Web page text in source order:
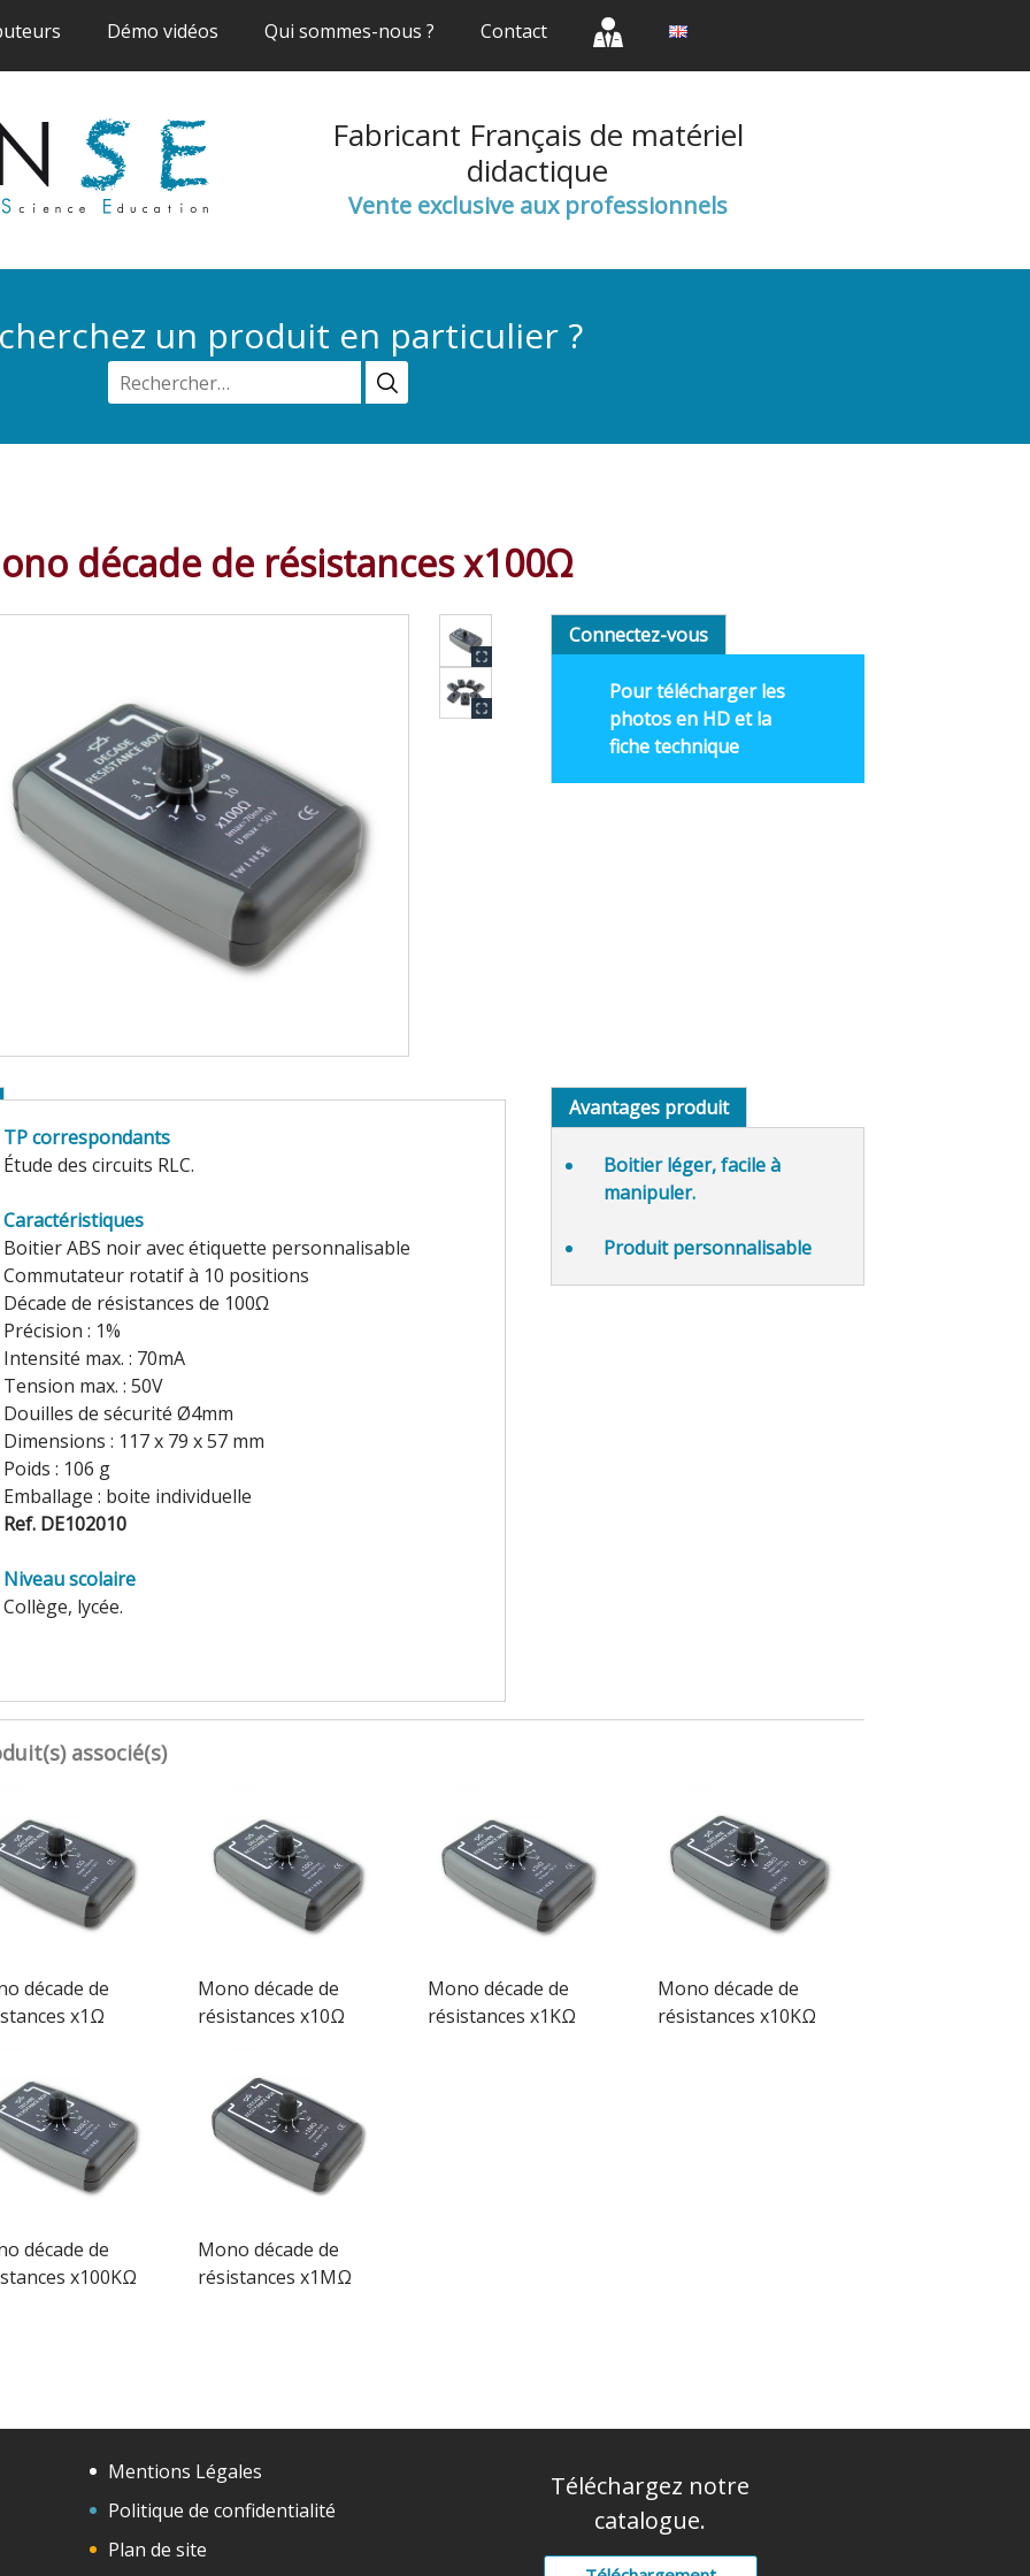
(current)Démo vidéos(current)Qui sommes-nous ?(current)Contact(current)(current)(current)
Fabricant Français de matériel
didactique
Vente exclusive aux professionnels
un produit en particulier ?
décade de résistances x100Ω
Connectez-vous
Pour télécharger les
photos en HD et la
fiche technique
TP correspondants
Étude des circuits RLC.
Caractéristiques
Boitier ABS noir avec étiquette personnalisable
Commutateur rotatif à 10 positions
Décade de résistances de 100Ω
Précision : 1%
Intensité max. : 70mA
Tension max. : 50V
Douilles de sécurité Ø4mm
Dimensions : 117 x 79 x 57 mm
Poids : 106 g
Emballage : boite individuelle
Ref. DE102010
Niveau scolaire
Collège, lycée.
Avantages produit
Boitierléger, facile à
manipuler.
Produit personnalisable
associé(s)
décade de
x1Ω
Mono décade de
résistances x10Ω
Mono décade de
résistances x1KΩ
Mono décade de
résistances x10KΩ
décade de
x100KΩ
Mono décade de
résistances x1MΩ
Mentions Légales
Politique de confidentialité
Plan de site
Téléchargez notre
catalogue.